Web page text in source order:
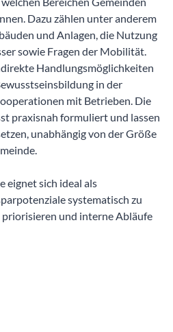
Dazu zählen unter anderem
und Anlagen, die Nutzung
sowie Fragen der Mobilität.
Handlungsmöglichkeiten
in der
mit Betrieben. Die
praxisnah formuliert und lassen
unabhängig von der Größe
eignet sich ideal als
systematisch zu
und interne Abläufe